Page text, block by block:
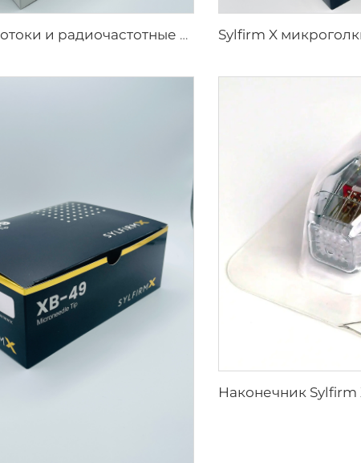
Scarlet S микротоки и радиочастотные биполярные электроды, расходуемый наконечник 25pin